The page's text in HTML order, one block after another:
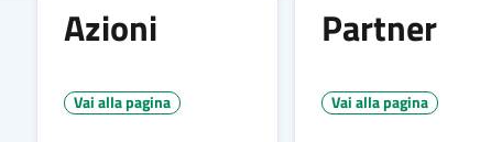
Azioni
Vai alla pagina
Partner
Vai alla pagina